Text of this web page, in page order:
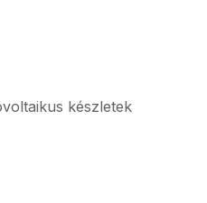
készletek